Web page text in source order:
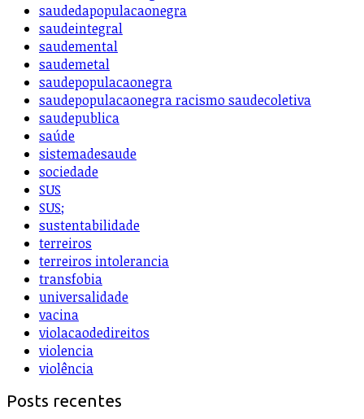
saudedapopulacaonegra
saudeintegral
saudemental
saudemetal
saudepopulacaonegra
saudepopulacaonegra racismo saudecoletiva
saudepublica
saúde
sistemadesaude
sociedade
SUS
SUS;
sustentabilidade
terreiros
terreiros intolerancia
transfobia
universalidade
vacina
violacaodedireitos
violencia
violência
Posts recentes